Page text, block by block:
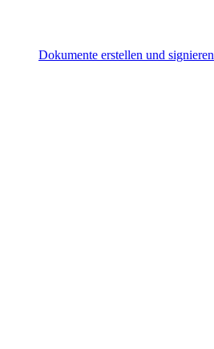
Dokumente erstellen und signieren